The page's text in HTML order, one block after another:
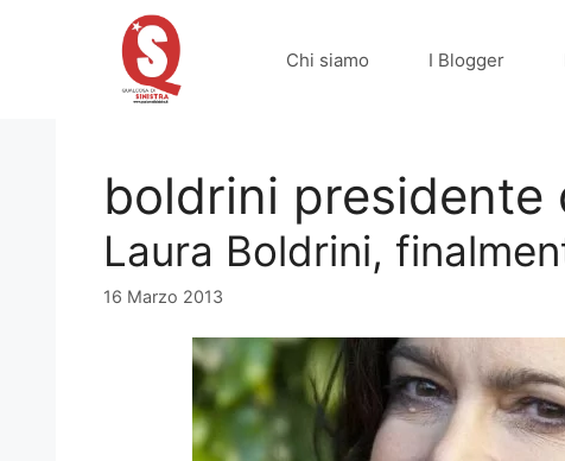
Chi siamo I Blogger
boldrini presidente
Laura Boldrini,
16 Marzo 2013